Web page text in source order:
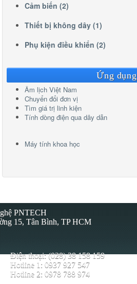
Cảm biến (2)
Thiết bị không dây (1)
Phụ kiện điều khiển (2)
Ứng dụng
Âm lịch Việt Nam
Chuyển đổi đơn vị
Tìm giá trị linh kiện
Tính dòng điện qua dây dẫn
Máy tính khoa học
PNTECH
15, Tân Bình, TP HCM
Điện thoại: (028) 38 158 159
Hotline 1: 0937 927 547
Hotline 2: 0978 788 974